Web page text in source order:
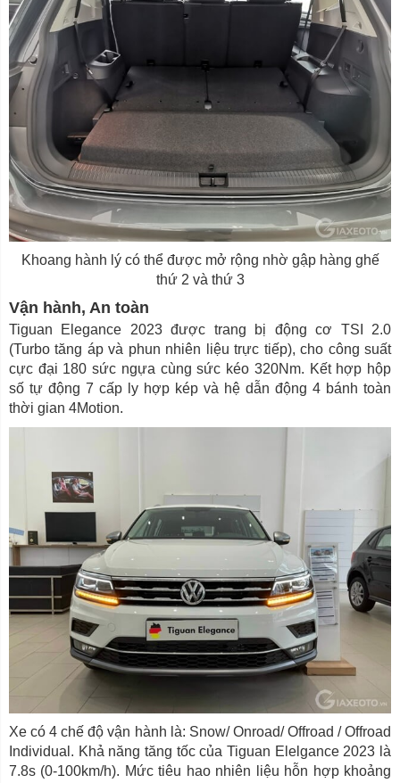
Khoang hành lý có thể được mở rộng nhờ gập hàng ghế
thứ 2 và thứ 3
Vận hành, An toàn
Tiguan Elegance 2023 được trang bị động cơ TSI 2.0
(Turbo tăng áp và phun nhiên liệu trực tiếp), cho công suất
cực đại 180 sức ngựa cùng sức kéo 320Nm. Kết hợp hộp
số tự động 7 cấp ly hợp kép và hệ dẫn động 4 bánh toàn
thời gian 4Motion.
Xe có 4 chế độ vận hành là: Snow/ Onroad/ Offroad / Offroad
Individual. Khả năng tăng tốc của Tiguan Elelgance 2023 là
7.8s (0-100km/h). Mức tiêu hao nhiên liệu hỗn hợp khoảng